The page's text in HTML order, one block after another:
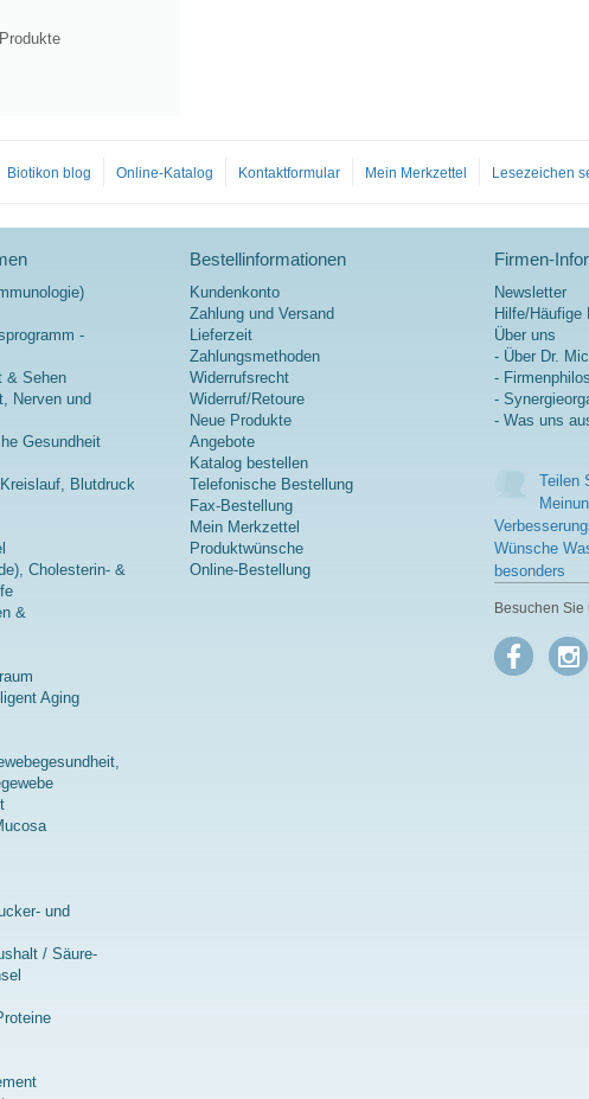
Biotikon blog Online-Katalog Kontaktformular Mein Merkzettel Lesezeichen
-
& Sehen
Nerven und
Gesundheit
Blutdruck
Cholesterin- &
&
Aging
und
/ Säure-
Bestellinformationen
Kundenkonto
Zahlung und Versand
Lieferzeit
Zahlungsmethoden
Widerrufsrecht
Widerruf/Retoure
Neue Produkte
Angebote
Katalog bestellen
Telefonische Bestellung
Fax-Bestellung
Mein Merkzettel
Produktwünsche
Online-Bestellung
Firmen-
Newsletter
Hilfe/Häufige
Über uns
- Über Dr.
-
-
- Was uns
Teilen
Wünsche
besonders
Besuchen Sie